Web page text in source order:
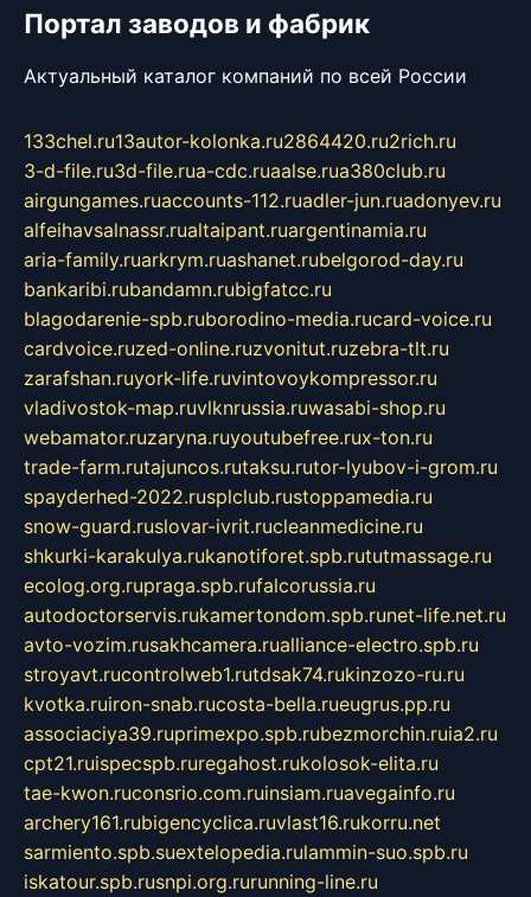
Портал заводов и фабрик
Актуальный каталог компаний по всей России
133chel.ru13autor-kolonka.ru2864420.ru2rich.ru
3-d-file.ru3d-file.rua-cdc.ruaalse.rua380club.ru
airgungames.ruaccounts-112.ruadler-jun.ruadonyev.ru
alfeihavsalnassr.rualtaipant.ruargentinamia.ru
aria-family.ruarkrym.ruashanet.rubelgorod-day.ru
bankaribi.rubandamn.rubigfatcc.ru
blagodarenie-spb.ruborodino-media.rucard-voice.ru
cardvoice.ruzed-online.ruzvonitut.ruzebra-tlt.ru
zarafshan.ruyork-life.ruvintovoykompressor.ru
vladivostok-map.ruvlknrussia.ruwasabi-shop.ru
webamator.ruzaryna.ruyoutubefree.rux-ton.ru
trade-farm.rutajuncos.rutaksu.rutor-lyubov-i-grom.ru
spayderhed-2022.rusplclub.rustoppamedia.ru
snow-guard.ruslovar-ivrit.rucleanmedicine.ru
shkurki-karakulya.rukanotiforet.spb.rututmassage.ru
ecolog.org.rupraga.spb.rufalcorussia.ru
autodoctorservis.rukamertondom.spb.runet-life.net.ru
avto-vozim.rusakhcamera.rualliance-electro.spb.ru
stroyavt.rucontrolweb1.rutdsak74.rukinzozo-ru.ru
kvotka.ruiron-snab.rucosta-bella.rueugrus.pp.ru
associaciya39.ruprimexpo.spb.rubezmorchin.ruia2.ru
cpt21.ruispecspb.ruregahost.rukolosok-elita.ru
tae-kwon.ruconsrio.com.ruinsiam.ruavegainfo.ru
archery161.rubigencyclica.ruvlast16.rukorru.net
sarmiento.spb.suextelopedia.rulammin-suo.spb.ru
iskatour.spb.rusnpi.org.rurunning-line.ru